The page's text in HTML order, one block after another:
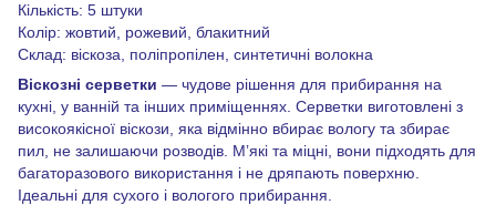
Кількість: 5 штуки
Колір: жовтий, рожевий, блакитний
Склад: віскоза, поліпропілен, синтетичні волокна
Віскозні серветки — чудове рішення для прибирання на
кухні, у ванній та інших приміщеннях. Серветки виготовлені з
високоякісної віскози, яка відмінно вбирає вологу та збирає
пил, не залишаючи розводів. Мʼякі та міцні, вони підходять для
багаторазового використання і не дряпають поверхню.
Ідеальні для сухого і вологого прибирання.